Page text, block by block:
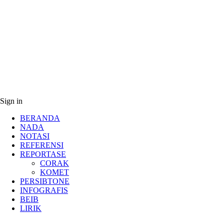
Sign in
BERANDA
NADA
NOTASI
REFERENSI
REPORTASE
CORAK
KOMET
PERSIBTONE
INFOGRAFIS
BEIB
LIRIK